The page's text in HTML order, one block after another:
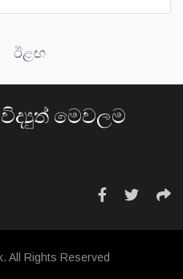
ඊළඟ
මෙවලම
All Rights Reserved